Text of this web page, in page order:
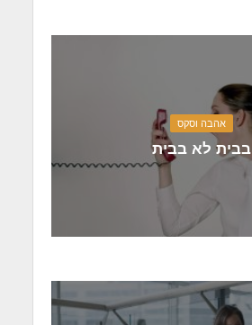
אהבה וסקס
בבית לא בבית